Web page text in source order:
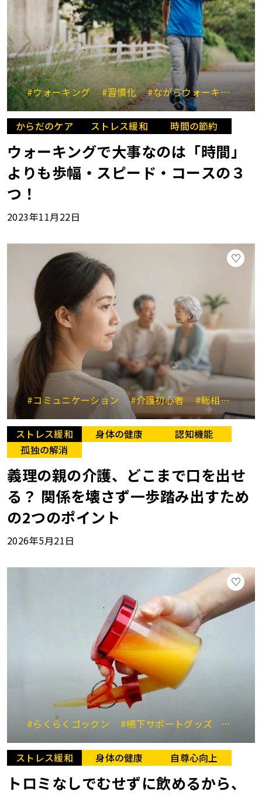
#ウォーキング #習慣化 #ながらウォーキング #
からだのケア ストレス緩和 時間の節約
ウォーキングで大事なのは「時間」
よりも歩幅・スピード・コースの３
つ！
2023年11月22日
#コミュニケーション #介護初心者 #総相談相手
ストレス緩和 身体の健康
認知機能
孤独の解消
義理の親の介護、どこまで口を出せ
る？ 関係を壊さず一歩踏み出すため
の2つのポイント
2026年5月21日
#らくらくゴックン #嚥下サポートグッズ #介護
ストレス緩和 身体の健康 自尊心向上
トロミなしでむせずに飲めるから、